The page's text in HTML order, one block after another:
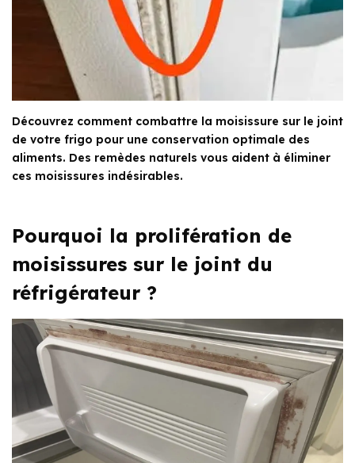
Découvrez comment combattre la moisissure sur le joint
de votre frigo pour une conservation optimale des
aliments. Des remèdes naturels vous aident à éliminer
ces moisissures indésirables.
Pourquoi la prolifération de
moisissures sur le joint du
réfrigérateur ?